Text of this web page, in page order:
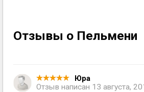
Отзывы о Пельмени
Юра
Отзыв написан 13 августа,